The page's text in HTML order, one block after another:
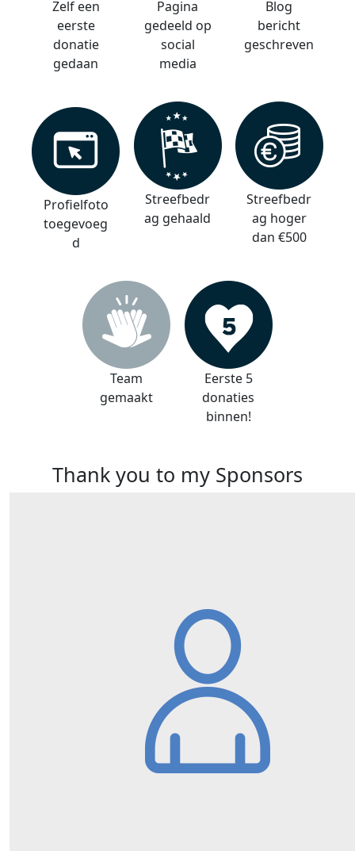
Zelf een
eerste
donatie
gedaan
Pagina
gedeeld op
social
media
Blog
bericht
geschreven
Profielfoto
toegevoeg
d
Streefbedr
ag gehaald
Streefbedr
ag hoger
dan €500
Team
gemaakt
Eerste 5
donaties
binnen!
Thank you to my Sponsors